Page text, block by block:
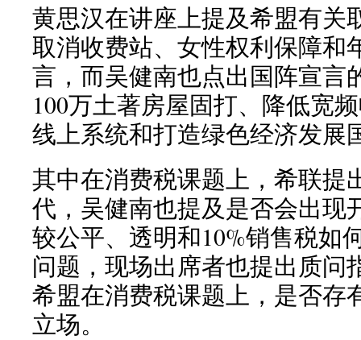
黄思汉在讲座上提及希盟有关
取消收费站、女性权利保障和
言，而吴健南也点出国阵宣言
100万土著房屋固打、降低宽
线上系统和打造绿色经济发展
其中在消费税课题上，希联提
代，吴健南也提及是否会出现
较公平、透明和10%销售税如
问题，现场出席者也提出质问
希盟在消费税课题上，是否存
立场。